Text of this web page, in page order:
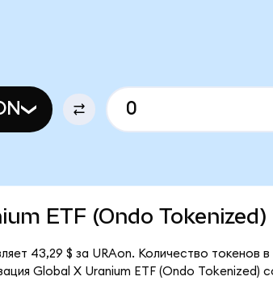
ETF (Ondo Tokenized)
43,29 $ за URAon. Количество токенов
Global X Uranium ETF (Ondo Tokenized)